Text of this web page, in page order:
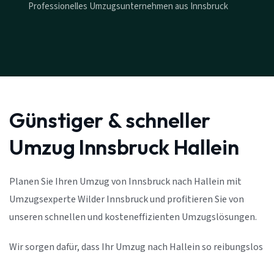
Professionelles Umzugsunternehmen aus Innsbruck
Günstiger & schneller
Umzug Innsbruck Hallein
Planen Sie Ihren Umzug von Innsbruck nach Hallein mit
Umzugsexperte Wilder Innsbruck und profitieren Sie von
unseren schnellen und kosteneffizienten Umzugslösungen.
Wir sorgen dafür, dass Ihr Umzug nach Hallein so reibungslos